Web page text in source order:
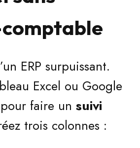
ERP surpuissant.
Excel ou Google
faire un suivi
trois colonnes :